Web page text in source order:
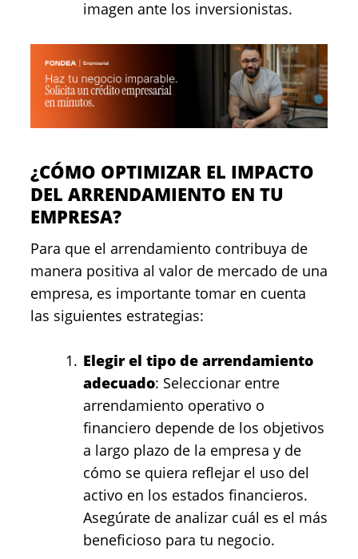
imagen ante los inversionistas.
¿CÓMO OPTIMIZAR EL IMPACTO
DEL ARRENDAMIENTO EN TU
EMPRESA?
Para que el arrendamiento contribuya de
manera positiva al valor de mercado de una
empresa, es importante tomar en cuenta
las siguientes estrategias:
Elegir el tipo de arrendamiento
adecuado: Seleccionar entre
arrendamiento operativo o
financiero depende de los objetivos
a largo plazo de la empresa y de
cómo se quiera reflejar el uso del
activo en los estados financieros.
Asegúrate de analizar cuál es el más
beneficioso para tu negocio.